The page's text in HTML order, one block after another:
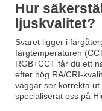
Hur
ljuskvalitet?
Svaret ligger i
färgtemperaturen
RGB+CCT får du ett
efter hög RA/CRI-
väggar ser korrekta
specialiserat oss på